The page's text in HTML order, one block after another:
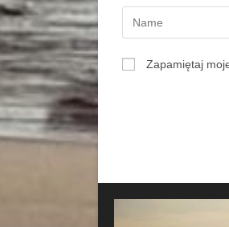
Zapamiętaj